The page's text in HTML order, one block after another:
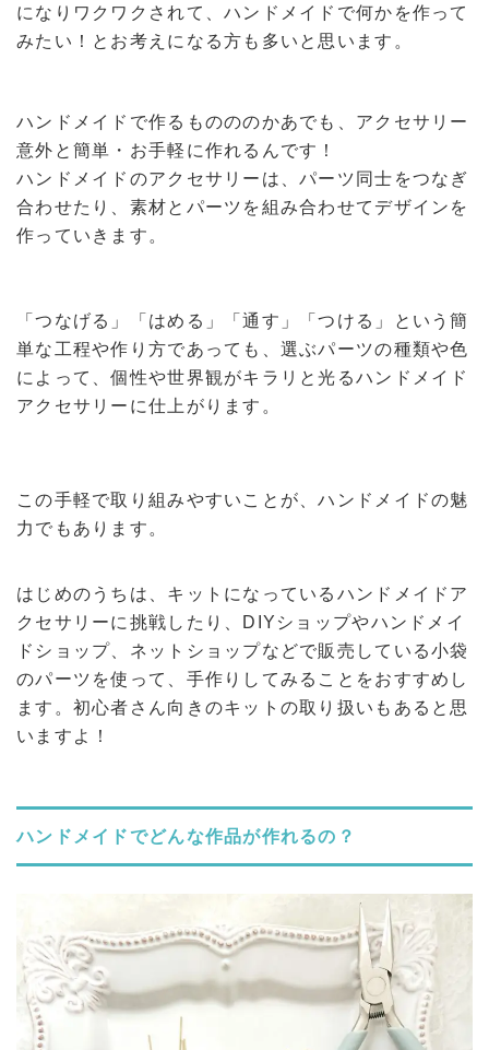
になりワクワクされて、ハンドメイドで何かを作って
みたい！とお考えになる方も多いと思います。
ハンドメイドで作るものののかあでも、アクセサリー
意外と簡単・お手軽に作れるんです！
ハンドメイドのアクセサリーは、パーツ同士をつなぎ
合わせたり、素材とパーツを組み合わせてデザインを
作っていきます。
「つなげる」「はめる」「通す」「つける」という簡
単な工程や作り方であっても、選ぶパーツの種類や色
によって、個性や世界観がキラリと光るハンドメイド
アクセサリーに仕上がります。
この手軽で取り組みやすいことが、ハンドメイドの魅
力でもあります。
はじめのうちは、キットになっているハンドメイドア
クセサリーに挑戦したり、DIYショップやハンドメイ
ドショップ、ネットショップなどで販売している小袋
のパーツを使って、手作りしてみることをおすすめし
ます。初心者さん向きのキットの取り扱いもあると思
いますよ！
ハンドメイドでどんな作品が作れるの？